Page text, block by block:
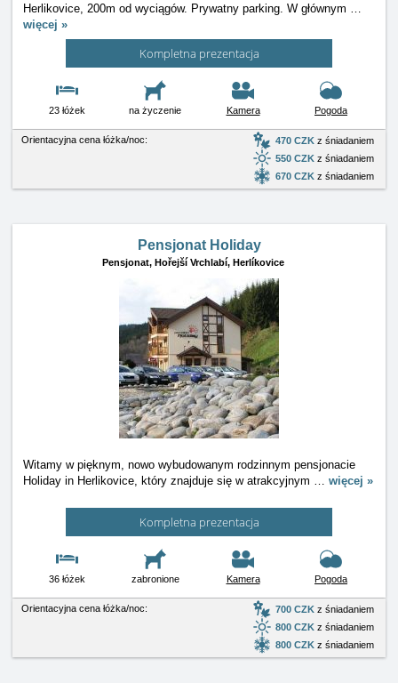
Herlikovice, 200m od wyciągów. Prywatny parking. W głównym …
więcej »
Kompletna prezentacja
23 łóżek na życzenie Kamera Pogoda
Orientacyjna cena łóżka/noc: 470 CZK z śniadaniem
550 CZK z śniadaniem
670 CZK z śniadaniem
Pensjonat Holiday
Pensjonat, Hořejší Vrchlabí, Herlíkovice
Witamy w pięknym, nowo wybudowanym rodzinnym pensjonacie
Holiday in Herlikovice, który znajduje się w atrakcyjnym … więcej »
Kompletna prezentacja
36 łóżek zabronione Kamera Pogoda
Orientacyjna cena łóżka/noc: 700 CZK z śniadaniem
800 CZK z śniadaniem
800 CZK z śniadaniem